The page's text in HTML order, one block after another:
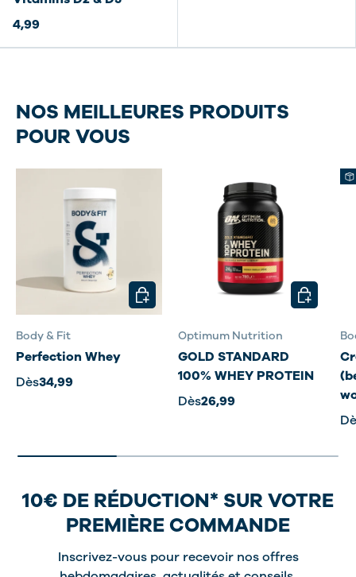
4,99
NOS MEILLEURES PRODUITS
POUR VOUS
Body & Fit
Perfection Whey
Dès34,99
CHOISIR LES OPTIONS
Optimum Nutrition
GOLD STANDARD
100% WHEY PROTEIN
Dès26,99
CHOISIR
10€ DE RÉDUCTION* SUR VOTRE
PREMIÈRE COMMANDE
Inscrivez-vous pour recevoir nos offres